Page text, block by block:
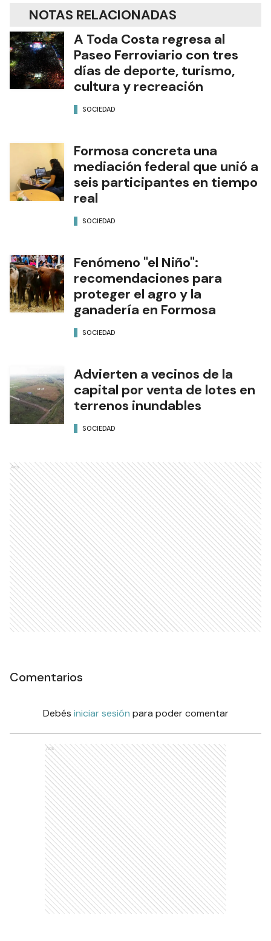
NOTAS RELACIONADAS
A Toda Costa regresa al
Paseo Ferroviario con tres
días de deporte, turismo,
cultura y recreación
SOCIEDAD
Formosa concreta una
mediación federal que unió a
seis participantes en tiempo
real
SOCIEDAD
Fenómeno "el Niño":
recomendaciones para
proteger el agro y la
ganadería en Formosa
SOCIEDAD
Advierten a vecinos de la
capital por venta de lotes en
terrenos inundables
SOCIEDAD
Ads
Comentarios
Debés iniciar sesión para poder comentar
Ads